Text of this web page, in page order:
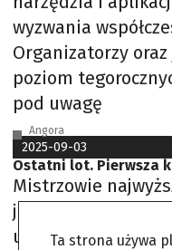
wyzwania
Organizatorzy
poziom
pod uwagę
Angora
2025-09-03
Ostatni lot. Pierwsza
Mistrzowie
jednym z
ukończyliTa strona używa